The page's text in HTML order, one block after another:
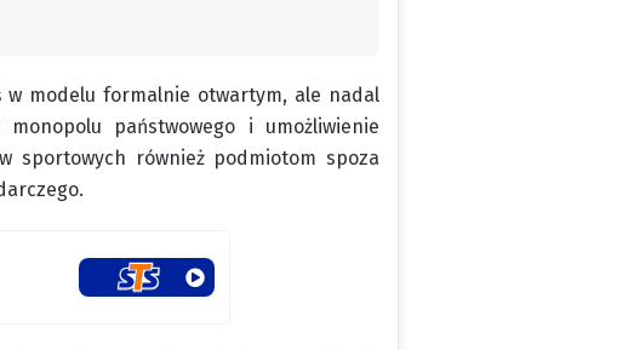
modelu formalnie otwartym, ale nadal
państwowego i umożliwienie
sportowych również podmiotom spoza